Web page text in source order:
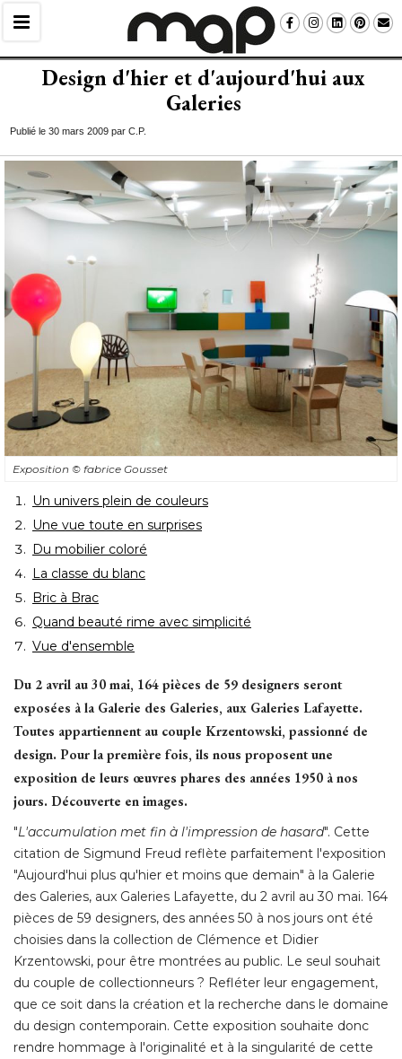
Design d'hier et d'aujourd'hui aux
Galeries
Publié le 30 mars 2009 par C.P.
Exposition © fabrice Gousset
Un univers plein de couleurs
Une vue toute en surprises
Du mobilier coloré
La classe du blanc
Bric à Brac
Quand beauté rime avec simplicité
Vue d'ensemble
Du 2 avril au 30 mai, 164 pièces de 59 designers seront
exposées à la Galerie des Galeries, aux Galeries Lafayette.
Toutes appartiennent au couple Krzentowski, passionné de
design. Pour la première fois, ils nous proposent une
exposition de leurs œuvres phares des années 1950 à nos
jours. Découverte en images.
"L'accumulation met fin à l'impression de hasard". Cette
citation de Sigmund Freud reflète parfaitement l'exposition
"Aujourd'hui plus qu'hier et moins que demain" à la Galerie
des Galeries, aux Galeries Lafayette, du 2 avril au 30 mai. 164
pièces de 59 designers, des années 50 à nos jours ont été
choisies dans la collection de Clémence et Didier
Krzentowski, pour être montrées au public. Le seul souhait
du couple de collectionneurs ? Refléter leur engagement,
que ce soit dans la création et la recherche dans le domaine
du design contemporain. Cette exposition souhaite donc
rendre hommage à l'originalité et à la singularité de cette